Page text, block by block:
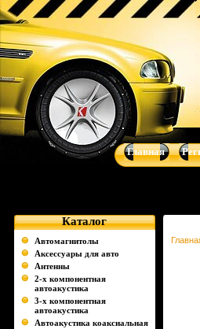
Купить Velas VAMK 1144 - Наборы
dvd-магнитолы, навигационные
Главная
Каталог
Автомагнитолы
Аксессуары для авто
Антенны
2-х компонентная
автоакустика
3-х компонентная
автоакустика
Автоакустика коаксиальная